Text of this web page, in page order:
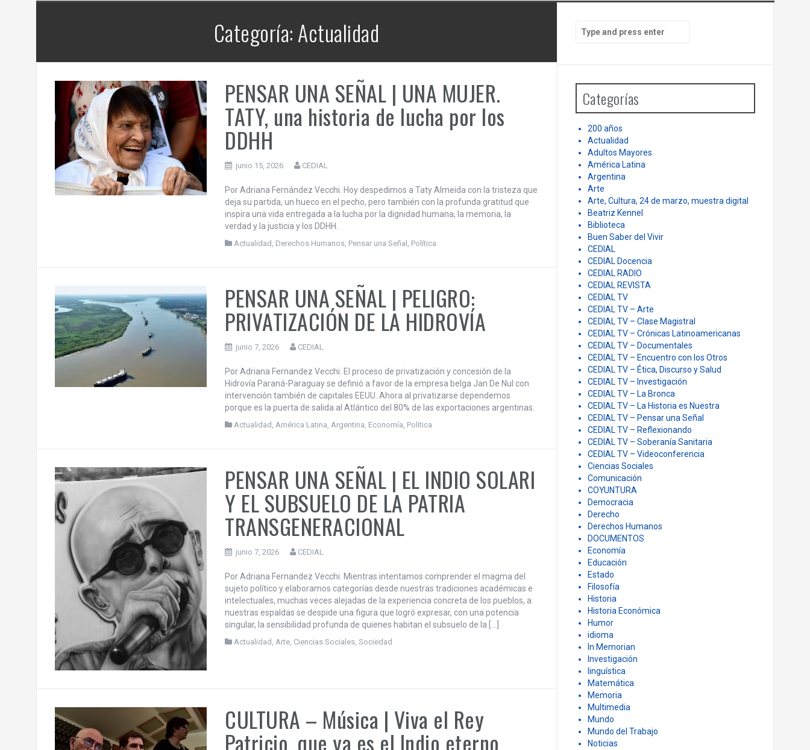
12 | Brasil en alerta y la hegemonía
continental de EE.UU.. Cuando España tuvo hambre, la
Argentina le dio de comer.
tener una alegría: la politización del
Categoría: Actualidad
PENSAR UNA SEÑAL | UNA MUJER.
TATY, una historia de lucha por los
DDHH
junio 15, 2026
deja su partida, un hueco en el pecho, pero también con la profunda gratitud que
inspira una vida entregada a la lucha por la dignidad humana, la memoria, la
verdad y la justicia y los DDHH.
Actualidad, Derechos Humanos, Pensar una Señal Política
PENSAR UNA SEÑAL | PELIGRO:
PRIVATIZACIÓN DE LA HIDROVÍA
junio 7, 2026
Hidrovía Paraná-Paraguay se definió a favor de la empresa belga Jan De Nul con
intervención también de capitales EEUU. Ahora al privatizarse dependemos
porque es la puerta de salida al Atlántico del 80% de las exportaciones argentinas.
Actualidad, América Latina, Argentina, Economía Política
PENSAR UNA SEÑAL | EL INDIO SOLARI
Y EL SUBSUELO DE LA PATRIA
TRANSGENERACIONAL
junio 7, 2026
singular, la sensibilidad profunda de quienes habitan el subsuelo de la […]
Actualidad,Arte,Ciencias Sociales Sociedad
S
Categorías
200 años
Actualidad
Adultos Mayores
América Latina
Argentina
Arte
Arte, Cultura, 24 de marzo, muestra digital
Beatriz Kennel
Biblioteca
Buen Saber del Vivir
CEDIAL
CEDIAL Docencia
CEDIAL RADIO
CEDIAL REVISTA
CEDIAL TV
CEDIAL TV – Arte
CEDIAL TV – Clase Magistral
CEDIAL TV – Crónicas Latinoamericanas
CEDIAL TV – Documentales
CEDIAL TV – Encuentro con los Otros
CEDIAL TV – Ética, Discurso y Salud
CEDIAL TV – Investigación
CEDIAL TV – La Bronca
CEDIAL TV – La Historia es Nuestra
CEDIAL TV – Pensar una Señal
CEDIAL TV – Reflexionando
CEDIAL TV – Soberanía Sanitaria
CEDIAL TV – Videoconferencia
Ciencias Sociales
Comunicación
COYUNTURA
Democracia
Derecho
Derechos Humanos
DOCUMENTOS
Economía
Educación
Estado
Filosofía
Historia
Historia Económica
Humor
idioma
In Memorian
Investigación